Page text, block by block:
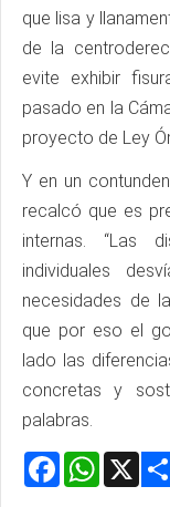
que lisa y
de la
evite exhibir
pasado en la
proyecto de Ley
Y en un
recalcó que es
internas. “Las
individuales
necesidades de
que por eso el
lado las
concretas y
palabras.
Facebook
WhatsApp